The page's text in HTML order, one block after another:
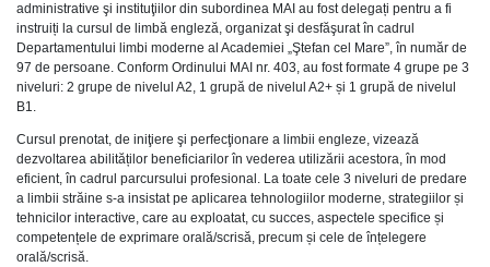
administrative şi instituţiilor din subordinea MAI au fost delegați pentru a fi
instruiți la cursul de limbă engleză, organizat şi desfăşurat în cadrul
Departamentului limbi moderne al Academiei „Ştefan cel Mare”, în număr de
97 de persoane. Conform Ordinului MAI nr. 403, au fost formate 4 grupe pe 3
niveluri: 2 grupe de nivelul A2, 1 grupă de nivelul A2+ și 1 grupă de nivelul
B1.
Cursul prenotat, de iniţiere şi perfecţionare a limbii engleze, vizează
dezvoltarea abilităților beneficiarilor în vederea utilizării acestora, în mod
eficient, în cadrul parcursului profesional. La toate cele 3 niveluri de predare
a limbii străine s-a insistat pe aplicarea tehnologiilor moderne, strategiilor și
tehnicilor interactive, care au exploatat, cu succes, aspectele specifice și
competențele de exprimare orală/scrisă, precum și cele de înțelegere
orală/scrisă.